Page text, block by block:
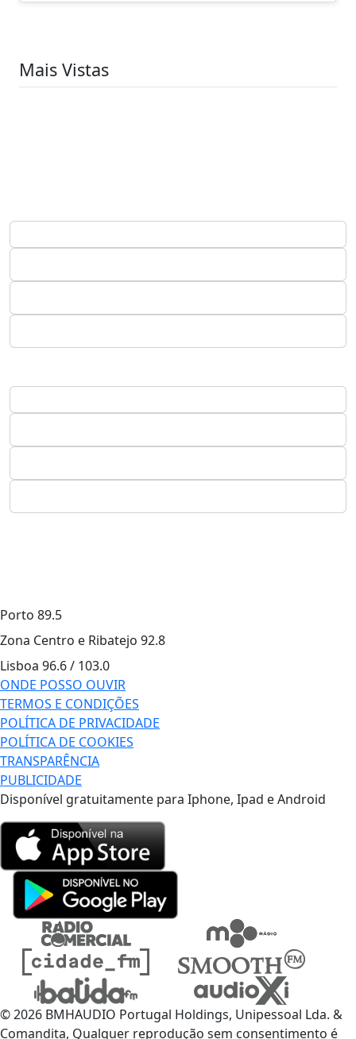
Mais Vistas
Porto 89.5
Zona Centro e Ribatejo 92.8
Lisboa 96.6 / 103.0
ONDE POSSO OUVIR
TERMOS E CONDIÇÕES
POLÍTICA DE PRIVACIDADE
POLÍTICA DE COOKIES
TRANSPARÊNCIA
PUBLICIDADE
Disponível gratuitamente para Iphone, Ipad e Android
© 2026 BMHAUDIO Portugal Holdings, Unipessoal Lda. &
Comandita, Qualquer reprodução sem consentimento é